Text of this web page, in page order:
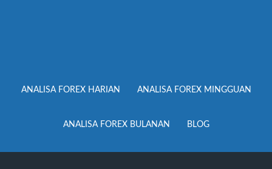
ANALISA FOREX HARIAN ANALISA FOREX MINGGUAN
ANALISA FOREX BULANAN BLOG